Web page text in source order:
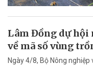
Lâm Đồng dự
về mã số vùng
Ngày 4/8, Bộ Nông